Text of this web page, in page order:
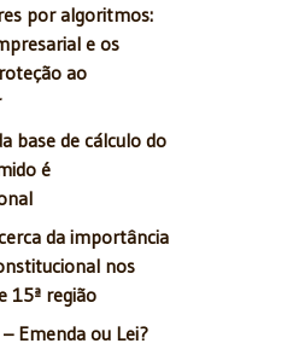
por algoritmos:
e os
ao
base de cálculo do
é
da importância
nos
15ª região
Emenda ou Lei?